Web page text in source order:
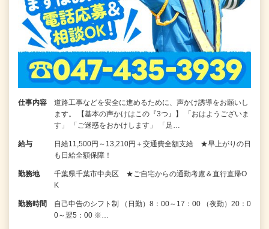
仕事内容
道路工事などを安全に進めるために、声かけ誘導をお願いし
ます。 【基本の声かけはこの『3つ』】 「おはようございま
す」 「ご迷惑をおかけします」 「足…
給与
日給11,500円～13,210円＋交通費全額支給 ★早上がりの日
も日給全額保障！
勤務地
千葉県千葉市中央区 ★ご自宅からの通勤考慮＆直行直帰O
K
勤務時間
自己申告のシフト制 （日勤）8：00～17：00 （夜勤）20：0
0～翌5：00 ※…